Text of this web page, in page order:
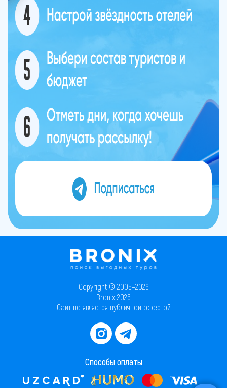
Copyright © 2005–2026
Bronix 2026
Сайт не является публичной офертой
Способы оплаты